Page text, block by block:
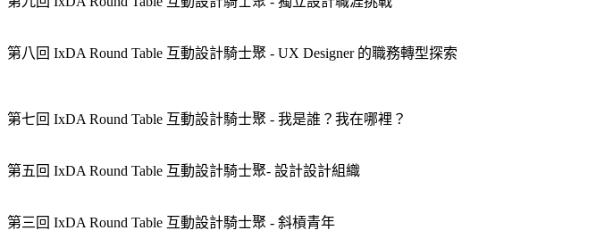
第八回 IxDA Round Table 互動設計騎士聚 - UX Designer 的職務轉型探索
第七回 IxDA Round Table 互動設計騎士聚 - 我是誰？我在哪裡？
第五回 IxDA Round Table 互動設計騎士聚- 設計設計組織
第三回 IxDA Round Table 互動設計騎士聚 - 斜槓青年